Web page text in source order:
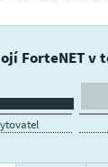
ForteNET